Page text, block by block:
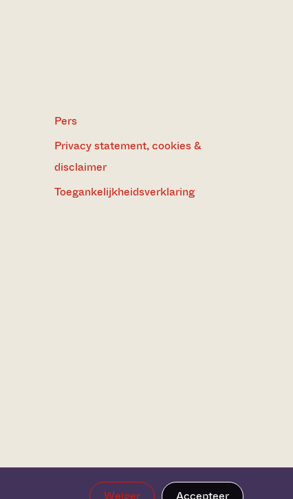
Pers
Privacy statement, cookies &
disclaimer
Toegankelijkheidsverklaring